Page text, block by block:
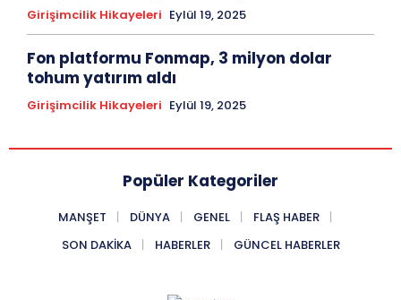
Girişimcilik Hikayeleri Eylül 19, 2025
Fon platformu Fonmap, 3 milyon dolar
tohum yatırım aldı
Girişimcilik Hikayeleri Eylül 19, 2025
Popüler Kategoriler
MANŞET DÜNYA GENEL
FLAŞ HABER
SON DAKIKA
HABERLER GÜNCEL HABERLER